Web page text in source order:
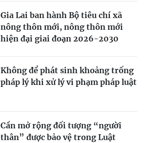
Gia Lai ban hành Bộ tiêu chí xã
nông thôn mới, nông thôn mới
hiện đại giai đoạn 2026-2030
Không để phát sinh khoảng trống
pháp lý khi xử lý vi phạm pháp luật
Cần mở rộng đối tượng “người
thân” được bảo vệ trong Luật